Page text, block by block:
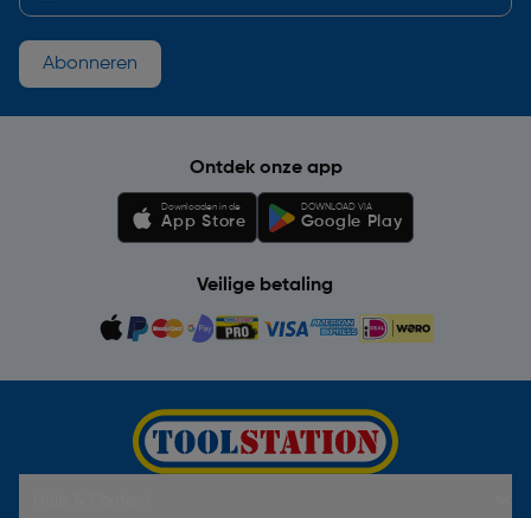
Abonneren
Ontdek onze app
Downloaden in de
App Store
DOWNLOAD VIA
Google Play
Veilige betaling